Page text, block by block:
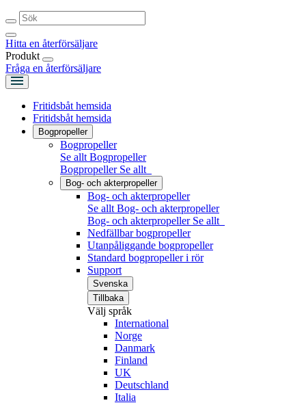
Hitta en återförsäljare
Produkt
Fråga en återförsäljare
Fritidsbåt hemsida
Fritidsbåt hemsida
Bogpropeller
Bogpropeller
Se allt Bogpropeller
Bogpropeller Se allt
Bog- och akterpropeller
Bog- och akterpropeller
Se allt Bog- och akterpropeller
Bog- och akterpropeller Se allt
Nedfällbar bogpropeller
Utanpåliggande bogpropeller
Standard bogpropeller i rör
Support
Svenska
Tillbaka
Välj språk
International
Norge
Danmark
Finland
UK
Deutschland
Italia